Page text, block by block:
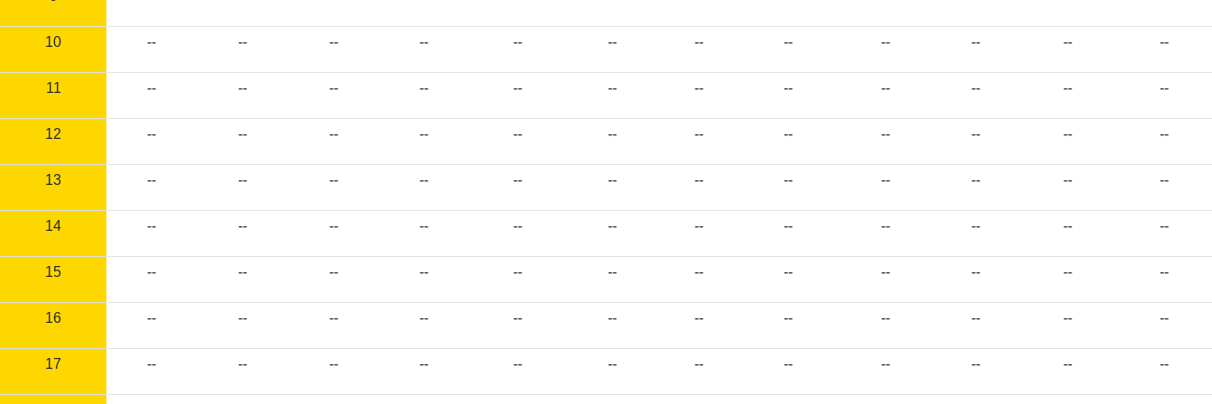
10 -- -- -- -- -- -- -- -- -- -- -- --
11 -- -- -- -- -- -- -- -- -- -- -- --
12 -- -- -- -- -- -- -- -- -- -- -- --
13 -- -- -- -- -- -- -- -- -- -- -- --
14 -- -- -- -- -- -- -- -- -- -- -- --
15 -- -- -- -- -- -- -- -- -- -- -- --
16 -- -- -- -- -- -- -- -- -- -- -- --
17 -- -- -- -- -- -- -- -- -- -- -- --